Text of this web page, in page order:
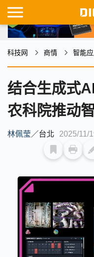
科技网 商情 智能
结合生成式
农科院推动
林佩莹／台北 2025/11/